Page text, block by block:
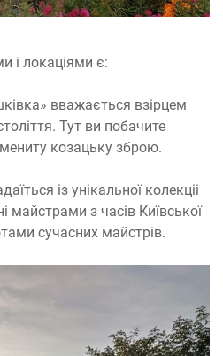
і локаціями є:
вважається взірцем
Тут ви побачите
козацьку зброю.
із унікальної колекціі
майстрами з часів Київської
сучасних майстрів.